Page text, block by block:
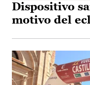
Dispositivo
motivo del